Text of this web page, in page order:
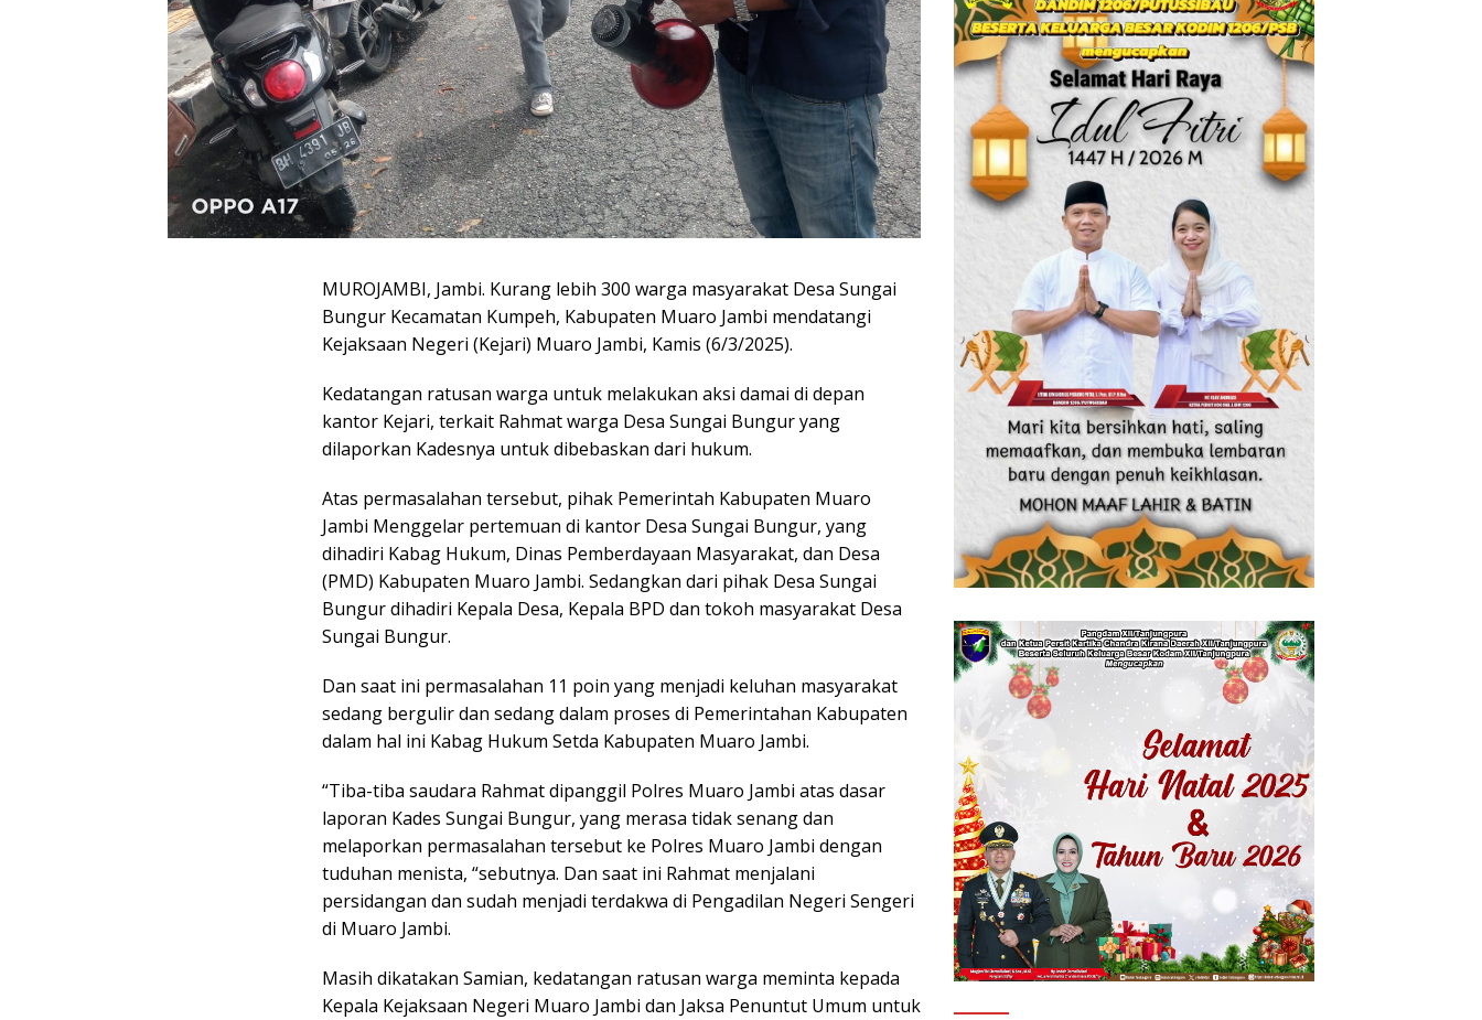
MUROJAMBI, Jambi. Kurang lebih 300 warga masyarakat Desa Sungai
Bungur Kecamatan Kumpeh, Kabupaten Muaro Jambi mendatangi
Kejaksaan Negeri (Kejari) Muaro Jambi, Kamis (6/3/2025).
Kedatangan ratusan warga untuk melakukan aksi damai di depan
kantor Kejari, terkait Rahmat warga Desa Sungai Bungur yang
dilaporkan Kadesnya untuk dibebaskan dari hukum.
Atas permasalahan tersebut, pihak Pemerintah Kabupaten Muaro
Jambi Menggelar pertemuan di kantor Desa Sungai Bungur, yang
dihadiri Kabag Hukum, Dinas Pemberdayaan Masyarakat, dan Desa
(PMD) Kabupaten Muaro Jambi. Sedangkan dari pihak Desa Sungai
Bungur dihadiri Kepala Desa, Kepala BPD dan tokoh masyarakat Desa
Sungai Bungur.
Dan saat ini permasalahan 11 poin yang menjadi keluhan masyarakat
sedang bergulir dan sedang dalam proses di Pemerintahan Kabupaten
dalam hal ini Kabag Hukum Setda Kabupaten Muaro Jambi.
“Tiba-tiba saudara Rahmat dipanggil Polres Muaro Jambi atas dasar
laporan Kades Sungai Bungur, yang merasa tidak senang dan
melaporkan permasalahan tersebut ke Polres Muaro Jambi dengan
tuduhan menista, “sebutnya. Dan saat ini Rahmat menjalani
persidangan dan sudah menjadi terdakwa di Pengadilan Negeri Sengeri
di Muaro Jambi.
Masih dikatakan Samian, kedatangan ratusan warga meminta kepada
Kepala Kejaksaan Negeri Muaro Jambi dan Jaksa Penuntut Umum untuk